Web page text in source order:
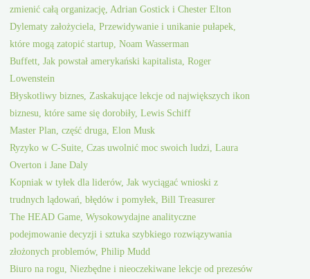
zmienić całą organizację, Adrian Gostick i Chester Elton
Dylematy założyciela, Przewidywanie i unikanie pułapek,
które mogą zatopić startup, Noam Wasserman
Buffett, Jak powstał amerykański kapitalista, Roger
Lowenstein
Błyskotliwy biznes, Zaskakujące lekcje od największych ikon
biznesu, które same się dorobiły, Lewis Schiff
Master Plan, część druga, Elon Musk
Ryzyko w C-Suite, Czas uwolnić moc swoich ludzi, Laura
Overton i Jane Daly
Kopniak w tyłek dla liderów, Jak wyciągać wnioski z
trudnych lądowań, błędów i pomyłek, Bill Treasurer
The HEAD Game, Wysokowydajne analityczne
podejmowanie decyzji i sztuka szybkiego rozwiązywania
złożonych problemów, Philip Mudd
Biuro na rogu, Niezbędne i nieoczekiwane lekcje od prezesów